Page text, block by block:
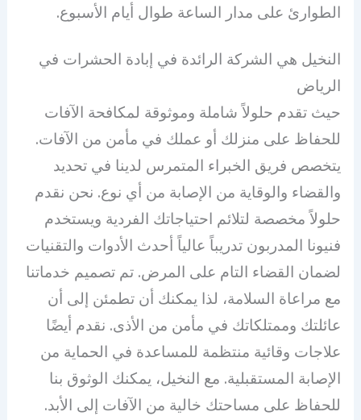
الطوارئ على مدار الساعة طوال أيام الأسبوع.
النخيل هي الشركة الرائدة في إبادة الحشرات في
الرياض
حيث تقدم حلولاً شاملة وموثوقة لمكافحة الآفات
للحفاظ على منزلك أو عملك في مأمن من الآفات.
يتخصص فريق الخبراء المتمرس لدينا في تحديد
والقضاء والوقاية من الإصابة من أي نوع. نحن نقدم
حلولاً مخصصة لتلائم احتياجاتك الفردية ويستخدم
فنيونا المدربون تدريباً عالياً أحدث الأدوات والتقنيات
لضمان القضاء التام على المرض. تم تصميم خدماتنا
مع مراعاة السلامة، لذا يمكنك أن تطمئن إلى أن
عائلتك وممتلكاتك في مأمن من الأذى. نقدم أيضًا
علاجات وقائية منتظمة للمساعدة في الحماية من
الإصابة المستقبلية. مع النخيل، يمكنك الوثوق بنا
للحفاظ على مساحتك خالية من الآفات إلى الأبد.